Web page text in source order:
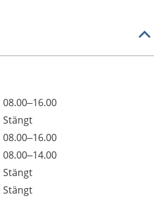
08.00–16.00
Stängt
08.00–16.00
08.00–14.00
Stängt
Stängt